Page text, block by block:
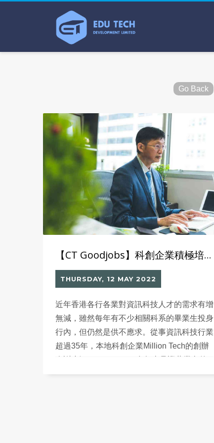
Go Back
【CT Goodjobs】科創企業積極培養人才 為資訊科技產業注入新血
THURSDAY, 12 MAY 2022
近年香港各行各業對資訊科技人才的需求有增
無減，雖然每年有不少相關科系的畢業生投身
行內，但仍然是供不應求。從事資訊科技行業
超過35年，本地科創企業Million Tech的創辦
時代變遷，不但能在競爭激烈的市場中站穩陣